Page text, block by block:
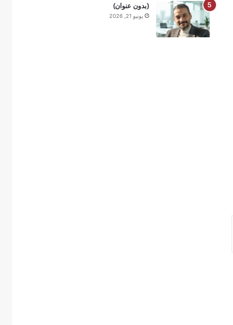
(بدون عنوان)
يونيو 21, 2026